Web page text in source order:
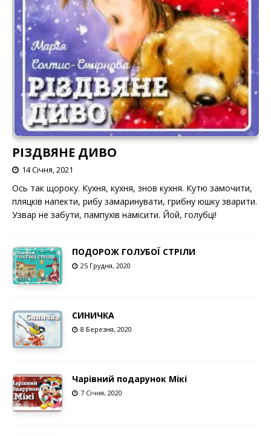
РІЗДВЯНЕ ДИВО
14 Січня, 2021
Ось так щороку. Кухня, кухня, знов кухня. Кутю замочити,
пляцків напекти, рибу замаринувати, грибну юшку зварити.
Узвар не забути, пампухів намісити. Йой, голубці!
ПОДОРОЖ ГОЛУБОЇ СТРІЛИ
25 Грудня, 2020
СИНИЧКА
8 Березня, 2020
Чарівний подарунок Мікі
7 Січня, 2020